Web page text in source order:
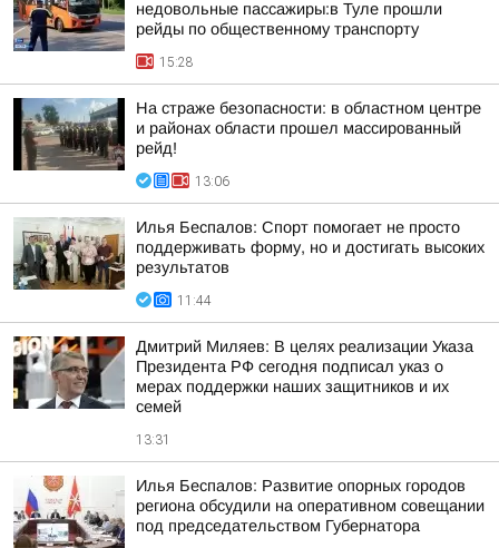
недовольные пассажиры:в Туле прошли
рейды по общественному транспорту
15:28
На страже безопасности: в областном центре
и районах области прошел массированный
рейд!
13:06
Илья Беспалов: Спорт помогает не просто
поддерживать форму, но и достигать высоких
результатов
11:44
Дмитрий Миляев: В целях реализации Указа
Президента РФ сегодня подписал указ о
мерах поддержки наших защитников и их
семей
13:31
Илья Беспалов: Развитие опорных городов
региона обсудили на оперативном совещании
под председательством Губернатора